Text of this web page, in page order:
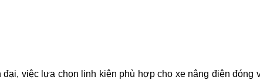
việc lựa chọn linh kiện phù hợp cho xe nâng điện đóng